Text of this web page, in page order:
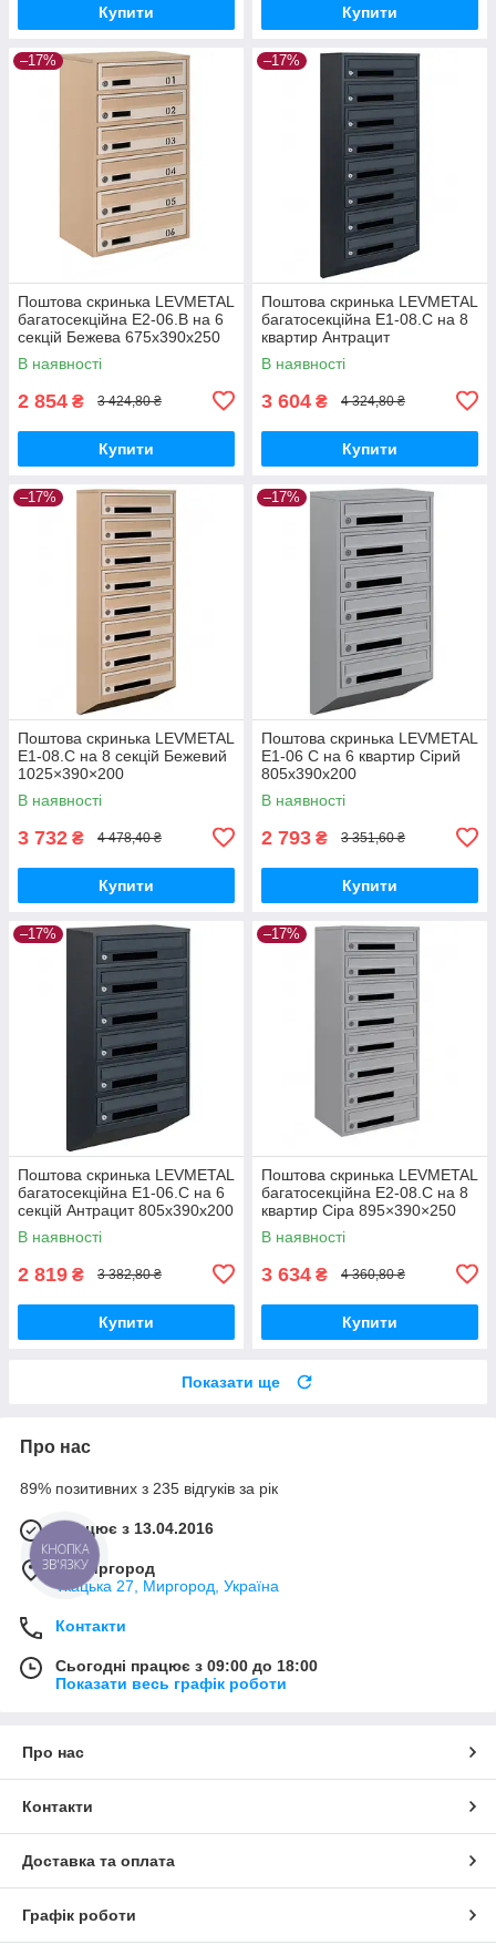
Купити Купити
–17%
Поштова скринька LEVMETAL
багатосекційна Е2-06.B на 6
секцій Бежева 675x390x250
В наявності
2 854 ₴ 3 424,80 ₴
Купити
–17%
Поштова скринька LEVMETAL
багатосекційна Е1-08.C на 8
квартир Антрацит
1025×390×200
В наявності
3 604 ₴ 4 324,80 ₴
Купити
–17%
Поштова скринька LEVMETAL
Е1-08.C на 8 секцій Бежевий
1025×390×200
В наявності
3 732 ₴ 4 478,40 ₴
Купити
–17%
Поштова скринька LEVMETAL
Е1-06 C на 6 квартир Сірий
805x390x200
В наявності
2 793 ₴ 3 351,60 ₴
Купити
–17%
Поштова скринька LEVMETAL
багатосекційна Е1-06.C на 6
секцій Антрацит 805x390x200
В наявності
2 819 ₴ 3 382,80 ₴
Купити
–17%
Поштова скринька LEVMETAL
багатосекційна Е2-08.C на 8
квартир Сіра 895×390×250
В наявності
3 634 ₴ 4 360,80 ₴
Купити
Показати ще
Про нас
89% позитивних з 235 відгуків за рік
Працює з 13.04.2016
м. Миргород
Ткацька 27, Миргород, Україна
Контакти
Сьогодні працює з 09:00 до 18:00
Показати весь графік роботи
Про нас
Контакти
Доставка та оплата
Графік роботи
КНОПКА
ЗВ'ЯЗКУ